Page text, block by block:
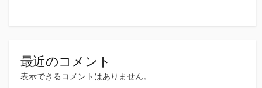
最近のコメント
表示できるコメントはありません。